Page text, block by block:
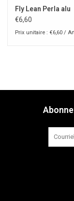
Fly Lean Perla alu
€6,60
Prix unitaire : €6,60 /